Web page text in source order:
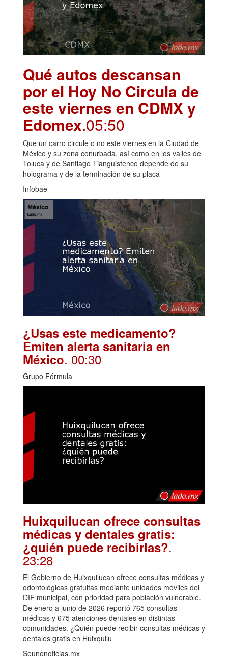
Qué autos descansan
por el Hoy No Circula de
este viernes en CDMX y
Edomex.05:50
Que un carro circule o no este viernes en la Ciudad de
México y su zona conurbada, así como en los valles de
Toluca y de Santiago Tianguistenco depende de su
holograma y de la terminación de su placa
Infobae
¿Usas este medicamento?
Emiten alerta sanitaria en
México. 00:30
Grupo Fórmula
Huixquilucan ofrece consultas
médicas y dentales gratis:
¿quién puede recibirlas?.
23:28
El Gobierno de Huixquilucan ofrece consultas médicas y
odontológicas gratuitas mediante unidades móviles del
DIF municipal, con prioridad para población vulnerable.
De enero a junio de 2026 reportó 765 consultas
médicas y 675 atenciones dentales en distintas
comunidades. ¿Quién puede recibir consultas médicas y
dentales gratis en Huixquilu
Seunonoticias.mx